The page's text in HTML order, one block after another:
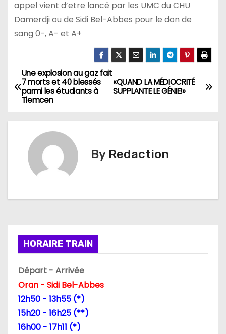
appel vient d’etre lancé par les UMC du CHU
Damerdji ou de Sidi Bel-Abbes pour le don de
sang 0-, A- et A+
N
a
v
o
n
d
e
«QUAND LA MÉDIOCRITÉ
SUPPLANTE LE GÉNIE!»
Une explosion au gaz fait
7 morts et 40 blessés
parmi les étudiants à
Tlemcen
By Redaction
HORAIRE TRAIN
Départ - Arrivée
Oran - Sidi Bel-Abbes
12h50 - 13h55 (*)
15h20 - 16h25 (**)
16h00 - 17h11 (*)